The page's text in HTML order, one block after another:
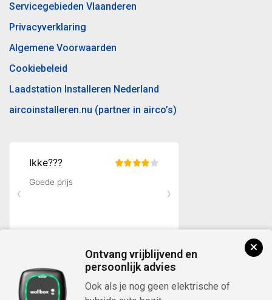
Servicegebieden Vlaanderen
Privacyverklaring
Algemene Voorwaarden
Cookiebeleid
Laadstation Installeren Nederland
aircoinstalleren.nu (partner in airco’s)
Ontvang vrijblijvend en
persoonlijk advies
Ook als je nog geen elektrische of